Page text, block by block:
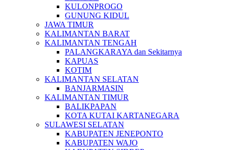
KULONPROGO
GUNUNG KIDUL
JAWA TIMUR
KALIMANTAN BARAT
KALIMANTAN TENGAH
PALANGKARAYA dan Sekitarnya
KAPUAS
KOTIM
KALIMANTAN SELATAN
BANJARMASIN
KALIMANTAN TIMUR
BALIKPAPAN
KOTA KUTAI KARTANEGARA
SULAWESI SELATAN
KABUPATEN JENEPONTO
KABUPATEN WAJO